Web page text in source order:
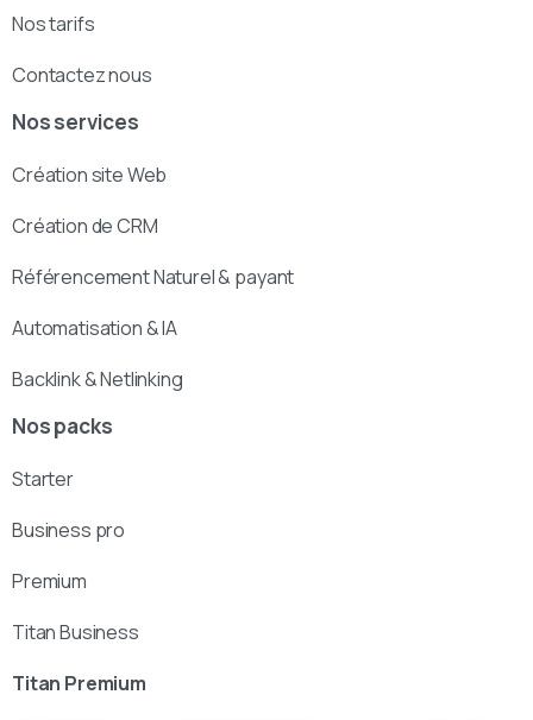
Nos tarifs
Contactez nous
Nos services
Création site Web
Création de CRM
Référencement Naturel & payant
Automatisation & IA
Backlink & Netlinking
Nos packs
Starter
Business pro
Premium
Titan Business
Titan Premium